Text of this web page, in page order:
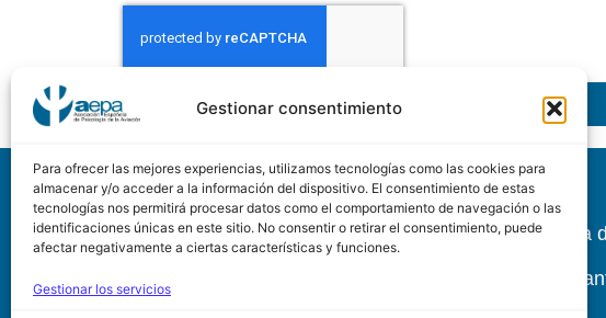
Gestionar consentimiento
Para ofrecer las mejores experiencias, utilizamos tecnologías como las cookies para
almacenar y/o acceder a la información del dispositivo. El consentimiento de estas
tecnologías nos permitirá procesar datos como el comportamiento de navegación o las
identificaciones únicas en este sitio. No consentir o retirar el consentimiento, puede
afectar negativamente a ciertas características y funciones.
Gestionar los servicios
AEPA
Asociación Española de Psicología
Calle Conde de Peñalver, 45 5ª